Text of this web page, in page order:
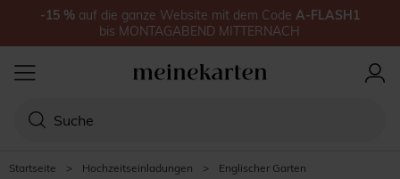
Startseite > Hochzeitseinladungen > Englischer Garten
-15 % auf die ganze Website mit dem Code A-FLASH1
bis MONTAGABEND MITTERNACH